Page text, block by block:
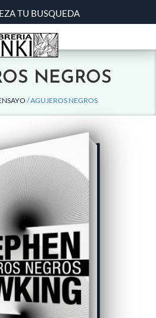
TU BUSQUEDA
NEGROS
/ AGUJEROS NEGROS